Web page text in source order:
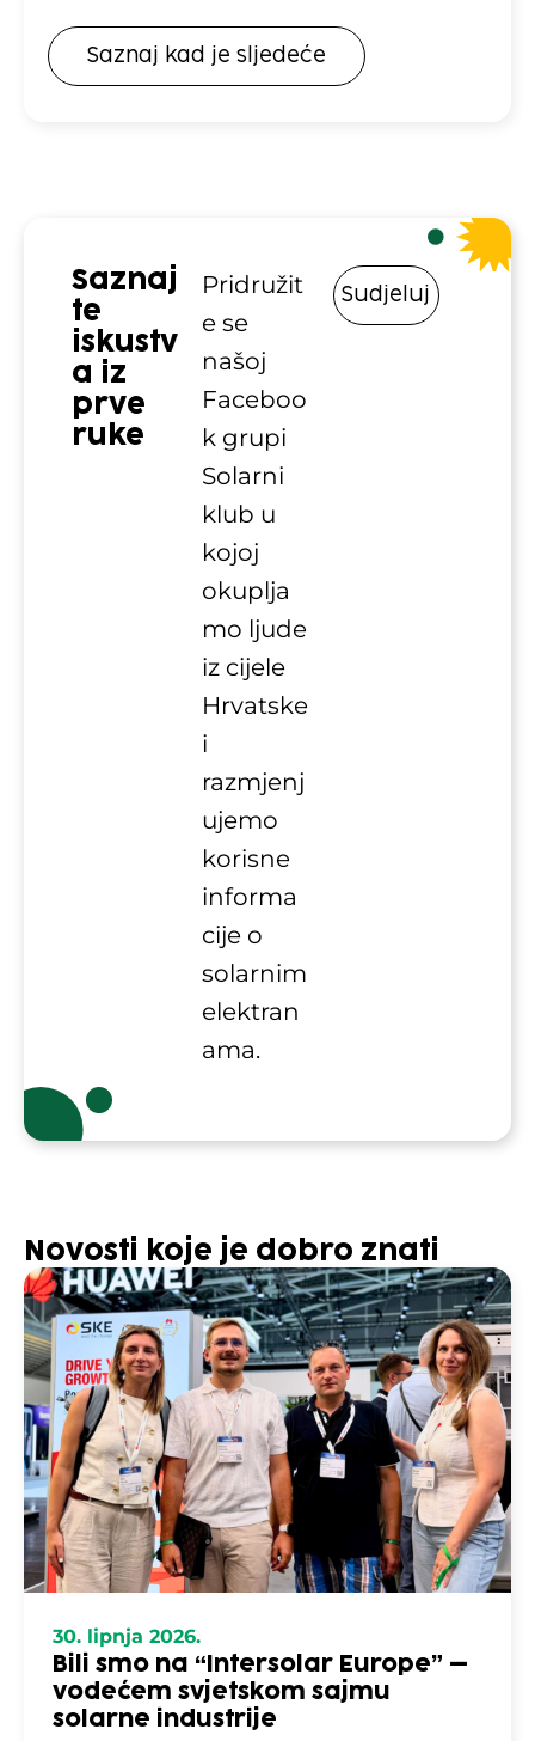
Saznaj kad je sljedeće
Saznaj
te
iskustv
a iz
prve
ruke
Pridružit
e se
našoj
Faceboo
k grupi
Solarni
klub u
kojoj
okuplja
mo ljude
iz cijele
Hrvatske
i
razmjenj
ujemo
korisne
informa
cije o
solarnim
elektran
ama.
Sudjeluj
Novosti koje je dobro znati
30. lipnja 2026.
Bili smo na “Intersolar Europe” –
vodećem svjetskom sajmu
solarne industrije